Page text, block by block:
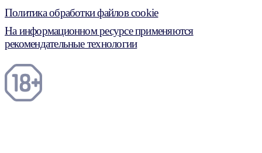
Политика обработки файлов cookie
На информационном ресурсе применяются
рекомендательные технологии